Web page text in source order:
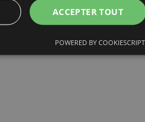
ACCEPTER TOUT
POWERED BY COOKIESCRIPT